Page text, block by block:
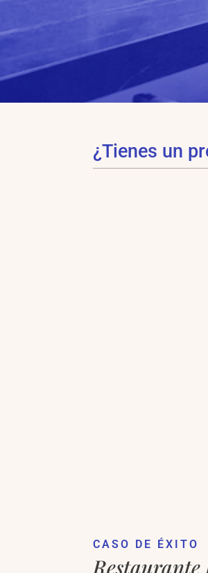
¿Tienes un
CASO DE ÉXITO
Restaurante